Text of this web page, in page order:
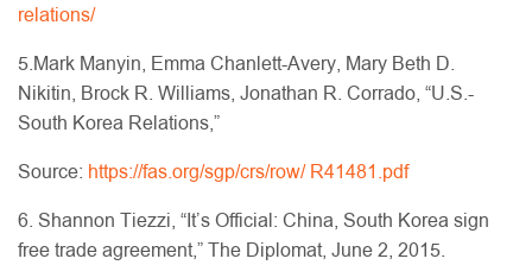
relations/
5.Mark Manyin, Emma Chanlett-Avery, Mary Beth D.
Nikitin, Brock R. Williams, Jonathan R. Corrado, “U.S.-
South Korea Relations,”
Source: https://fas.org/sgp/crs/row/ R41481.pdf
6. Shannon Tiezzi, “It’s Official: China, South Korea sign
free trade agreement,” The Diplomat, June 2, 2015.